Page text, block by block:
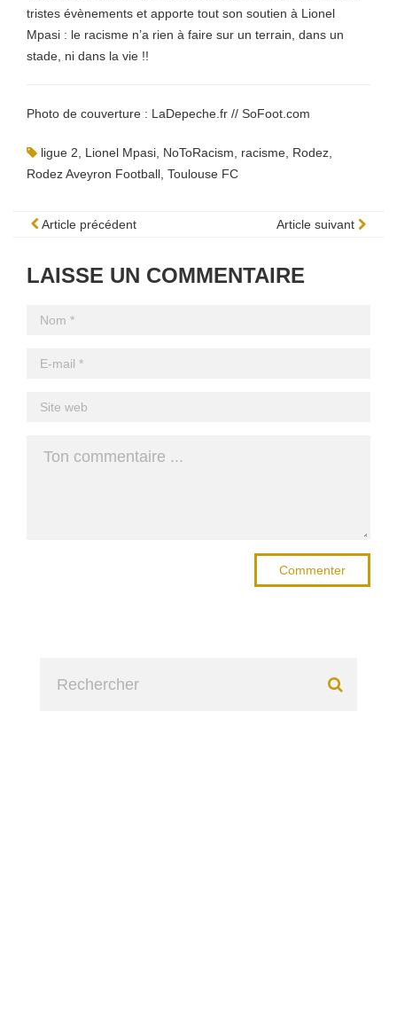
tristes évènements et apporte tout son soutien à Lionel
Mpasi : le racisme n’a rien à faire sur un terrain, dans un
stade, ni dans la vie !!
Photo de couverture : LaDepeche.fr // SoFoot.com
ligue 2 Lionel Mpasi NoToRacism racisme Rodez
Rodez Aveyron Football Toulouse FC
Article précédent Article suivant
LAISSE UN COMMENTAIRE
Commenter